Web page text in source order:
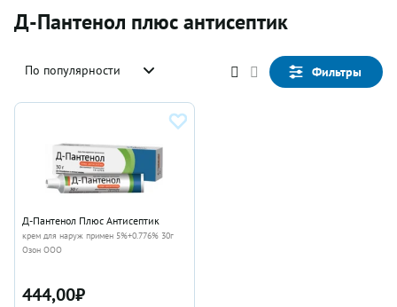
Д-Пантенол плюс антисептик
По популярности Фильтры
Д-Пантенол Плюс Антисептик
крем для наруж примен 5%+0.776% 30г
Озон ООО
444,00₽